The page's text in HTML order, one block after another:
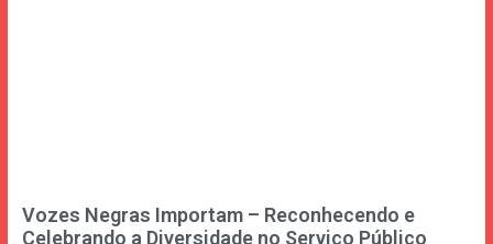
Vozes Negras Importam – Reconhecendo e
Celebrando a Diversidade no Serviço Público